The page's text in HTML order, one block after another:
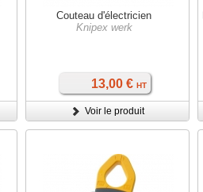
Couteau d'électricien
Knipex werk
13,00 € HT
Voir le produit